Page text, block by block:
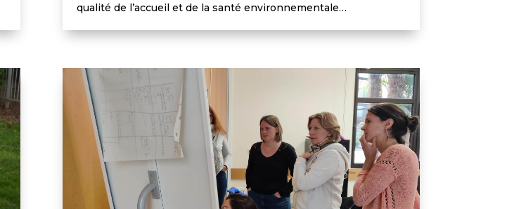
qualité de l’accueil et de la santé environnementale…